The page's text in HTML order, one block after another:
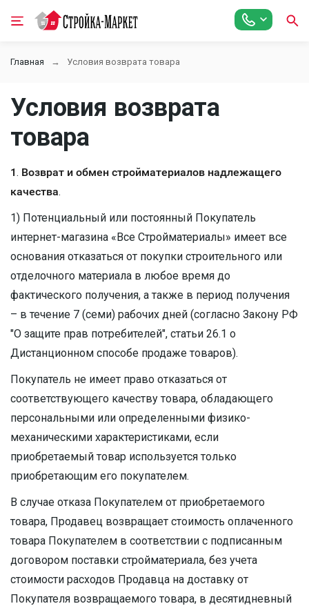
Главная Условия возврата товара
Условия возврата
товара
1. Возврат и обмен стройматериалов надлежащего
качества.
1) Потенциальный или постоянный Покупатель
интернет-магазина «Все Стройматериалы» имеет все
основания отказаться от покупки строительного или
отделочного материала в любое время до
фактического получения, а также в период получения
– в течение 7 (семи) рабочих дней (согласно Закону РФ
"О защите прав потребителей", статьи 26.1 о
Дистанционном способе продаже товаров).
Покупатель не имеет право отказаться от
соответствующего качеству товара, обладающего
персональными или определенными физико-
механическими характеристиками, если
приобретаемый товар используется только
приобретающим его покупателем.
В случае отказа Покупателем от приобретаемого
товара, Продавец возвращает стоимость оплаченного
товара Покупателем в соответствии с подписанным
договором поставки стройматериала, без учета
стоимости расходов Продавца на доставку от
Покупателя возвращаемого товара, в десятидневный